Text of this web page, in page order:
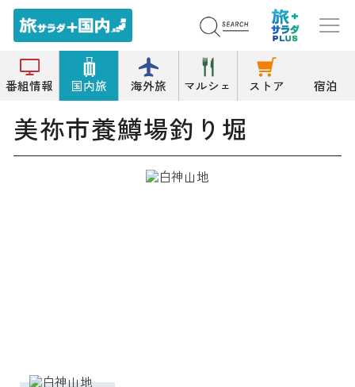
番組情報 国内旅 海外旅 マルシェ ストア 宿泊
トップ 釣堀/管理釣場 美祢市養鱒場釣り堀
美祢市養鱒場釣り堀